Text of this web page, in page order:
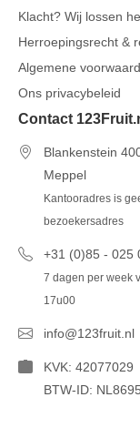
Klacht? Wij lossen
Herroepingsrecht &
Algemene
Ons privacybeleid
Contact
Blankenstein
Meppel
Kantooradres is
bezoekersadres
+31 (0)85 - 025
7 dagen per week
17u00
info@123fruit.nl
KVK: 42077029
BTW-ID: